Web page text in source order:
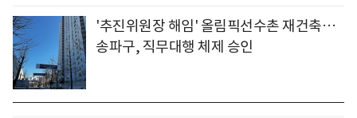
'추진위원장 해임' 올림픽선수촌 재건축…
송파구, 직무대행 체제 승인